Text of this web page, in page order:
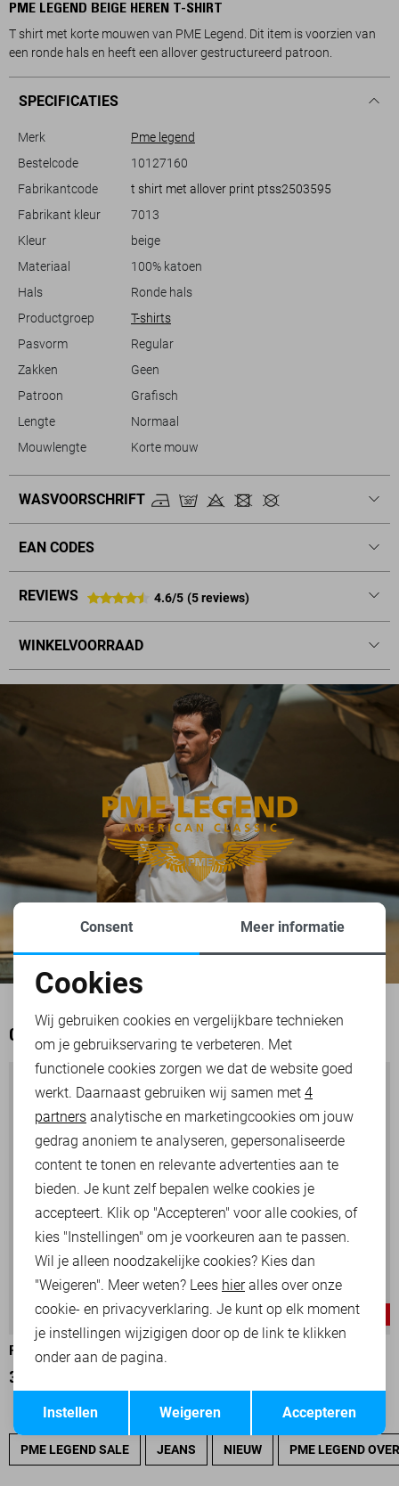
PME LEGEND BEIGE HEREN T-SHIRT
T shirt met korte mouwen van PME Legend. Dit item is voorzien van
een ronde hals en heeft een allover gestructureerd patroon.
SPECIFICATIES
Merk
Pme legend
Bestelcode
10127160
Fabrikantcode
t shirt met allover print ptss2503595
Fabrikant kleur
7013
Kleur
beige
Materiaal
100% katoen
Hals
Ronde hals
Productgroep
T-shirts
Pasvorm
Regular
Zakken
Geen
Patroon
Grafisch
Lengte
Normaal
Mouwlengte
Korte mouw
WASVOORSCHRIFT
EAN CODES
REVIEWS 4.6/5 (5 reviews)
WINKELVOORRAAD
OOK HET BEKIJKEN WAARD
-30%
PME LEGEND T-SHIRT
35,00
PME LEGEND SALE JEANS NIEUW PME LEGEND
Noodzakelijke cookies
Personalisatie cookies
Analytische cookies
Marketing cookies
Opslaan
Consent Meer informatie
Cookies
Wij gebruiken cookies en vergelijkbare technieken
om je gebruikservaring te verbeteren. Met
functionele cookies zorgen we dat de website goed
werkt. Daarnaast gebruiken wij samen met 4
partners analytische en marketingcookies om jouw
gedrag anoniem te analyseren, gepersonaliseerde
content te tonen en relevante advertenties aan te
bieden. Je kunt zelf bepalen welke cookies je
accepteert. Klik op "Accepteren" voor alle cookies, of
kies "Instellingen" om je voorkeuren aan te passen.
Wil je alleen noodzakelijke cookies? Kies dan
"Weigeren". Meer weten? Lees hieralles over onze
cookie- en privacyverklaring. Je kunt op elk moment
je instellingen wijzigigen door op de link te klikken
onder aan de pagina.
Accepteren
Weigeren
Instellen